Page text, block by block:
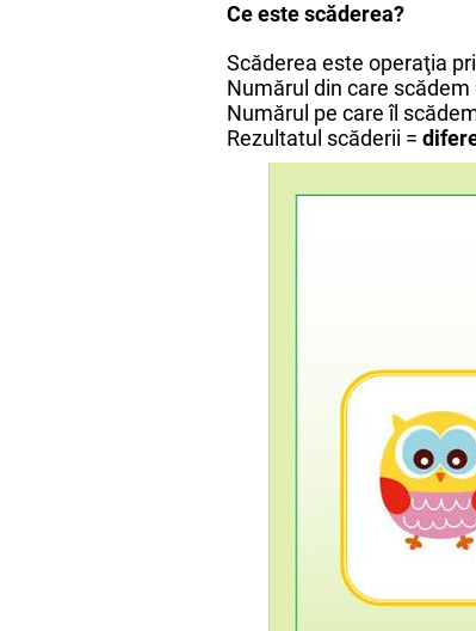
Ce este scăderea?
Scăderea este operaţia
Numărul din care scădem
Numărul pe care îl
Rezultatul scăderii =